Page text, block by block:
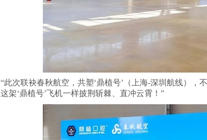
次联袂春秋航空，共塑‘鼎植号’（上海-深圳航线）
架‘鼎植号’飞机一样披荆斩棘、直冲云霄！”